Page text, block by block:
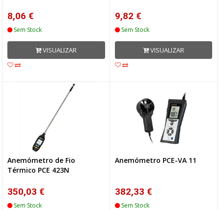
8,06 €
Sem Stock
VISUALIZAR
9,82 €
Sem Stock
VISUALIZAR
Anemómetro de Fio
Térmico PCE 423N
350,03 €
Sem Stock
Anemómetro PCE-VA 11
382,33 €
Sem Stock